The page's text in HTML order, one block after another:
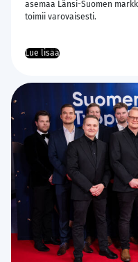
asemaa Länsi-Suomen
toimii varovaisesti.
Lue lisää